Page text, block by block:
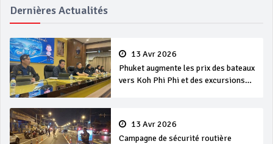
Dernières Actualités
13 Avr 2026
Phuket augmente les prix des bateaux
vers Koh Phi Phi et des excursions
13 Avr 2026
Campagne de sécurité routière